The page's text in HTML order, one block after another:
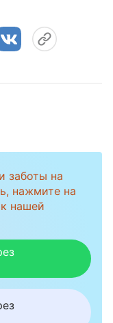
заботы на
нажмите на
нашей